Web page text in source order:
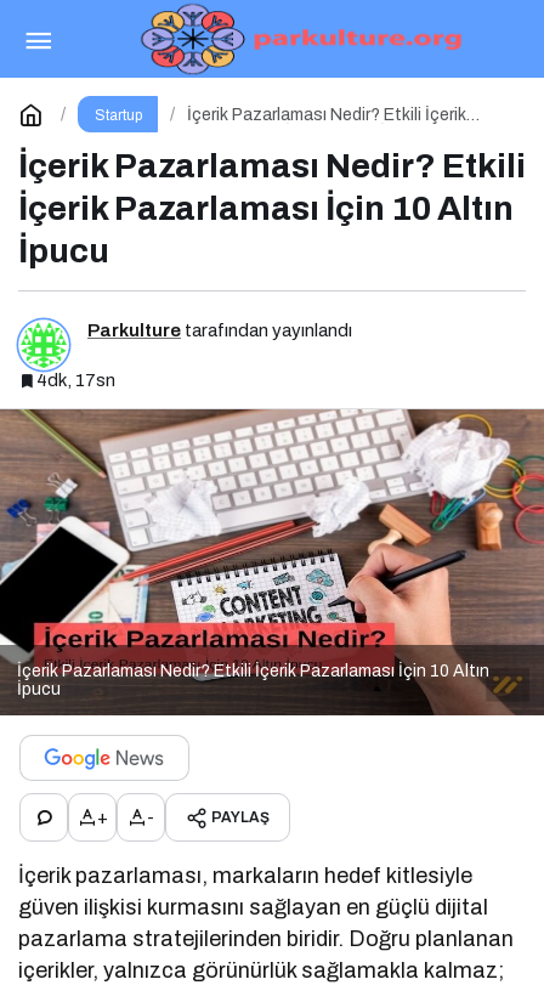
Startup
İçerik Pazarlaması Nedir? Etkili İçerik
İçerik Pazarlaması Nedir? Etkili
İçerik Pazarlaması İçin 10 Altın
İpucu
Parkulture tarafından yayınlandı
4dk, 17sn
İçerik Pazarlaması Nedir? Etkili İçerik Pazarlaması İçin 10 Altın
İpucu
+ - PAYLAŞ
İçerik pazarlaması, markaların hedef kitlesiyle
güven ilişkisi kurmasını sağlayan en güçlü dijital
pazarlama stratejilerinden biridir. Doğru planlanan
içerikler, yalnızca görünürlük sağlamakla kalmaz;
Melike Turan Kimdir? Yorum Yap